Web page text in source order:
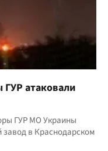
атаковали
ГУР МО Украины
в Краснодарском